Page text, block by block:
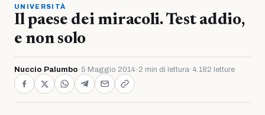
UNIVERSITÀ
Il paese dei miracoli. Test addio,
e non solo
Nuccio Palumbo · 5 Maggio 2014 · 2 min di lettura· 4.182 letture